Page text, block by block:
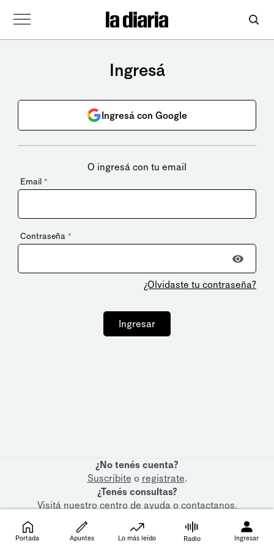
Ingresá
Ingresá con Google
O ingresá con tu email
Email *
Contraseña *
¿Olvidaste tu contraseña?
Ingresar
¿No tenés cuenta?
Suscribite o registrate.
¿Tenés consultas?
Visitá nuestrocentro de ayudaocontactanos.
Portada Apuntes Lo más leído Radio Ingresar